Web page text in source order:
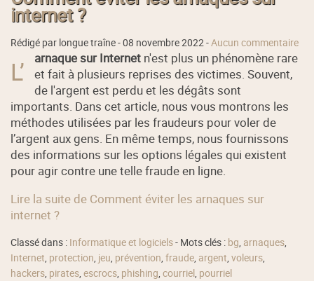
internet ?
Rédigé par longue traîne -08 novembre 2022-Aucun commentaire
L’ arnaque sur Internet n'est plus un phénomène rare
et fait à plusieurs reprises des victimes. Souvent,
de l'argent est perdu et les dégâts sont
importants. Dans cet article, nous vous montrons les
méthodes utilisées par les fraudeurs pour voler de
l’argent aux gens. En même temps, nous fournissons
des informations sur les options légales qui existent
pour agir contre une telle fraude en ligne.
Lire la suite de Comment éviter les arnaques sur
internet ?
Classé dans : Informatique et logiciels- Mots clés : bg, arnaques,
Internet, protection, jeu, prévention,fraude, argent,voleurs,
hackers, pirates,escrocs, phishing,courriel , pourriel